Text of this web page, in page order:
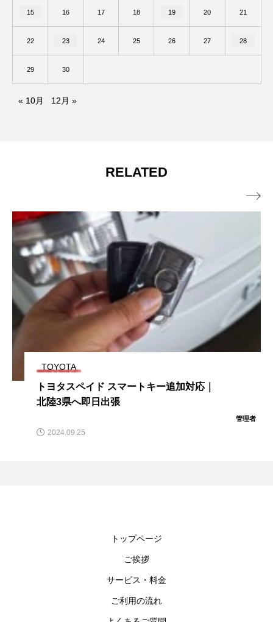
15 16 17 18 19 20 21
22 23 24 25 26 27 28
29 30
« 10月 12月 »
RELATED
TOYOTA
トヨタスペイド スマートキー追加対応｜
北陸3県へ即日出張
管理者
2024.09.25

トップページ
ご挨拶
サービス・料金
ご利用の流れ